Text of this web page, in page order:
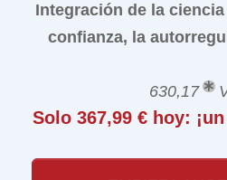
Integración de la
confianza, la
630,17
Solo 367,99 € hoy: